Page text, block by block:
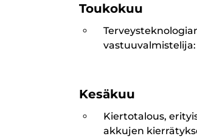
Toukokuu
Kesäkuu
Kiertotalous,
akkujen